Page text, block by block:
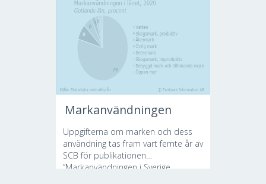
Markanvändningen
Uppgifterna om marken och dess
användning tas fram vart femte år av
SCB för publikationen
”Markanvändningen i Sverige...